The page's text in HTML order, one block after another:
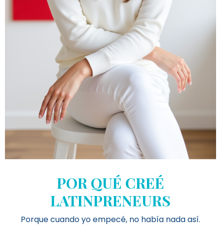
POR QUÉ CREÉ
LATINPRENEURS
Porque cuando yo empecé, no había nada así.